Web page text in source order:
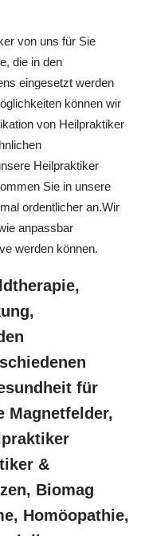
von uns für Sie
die in den
eingesetzt werden
können wir
von Heilpraktiker
Heilpraktiker
Sie in unsere
ordentlicher an.Wir
anpassbar
werden können.
für
Magnetfelder,
&
Biomag
‎Homöopathie,